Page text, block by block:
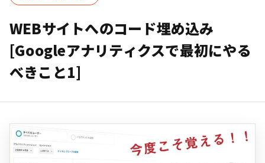
WEBサイトへのコード埋め込み
[Googleアナリティクスで最初にやる
べきこと1]